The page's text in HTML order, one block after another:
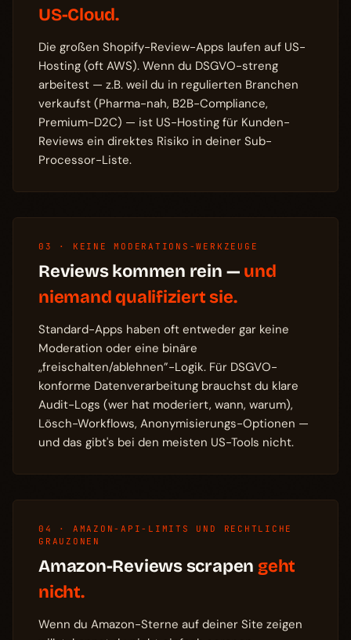
US-Cloud.
Die großen Shopify-Review-Apps laufen auf US-
Hosting (oft AWS). Wenn du DSGVO-streng
arbeitest — z.B. weil du in regulierten Branchen
verkaufst (Pharma-nah, B2B-Compliance,
Premium-D2C) — ist US-Hosting für Kunden-
Reviews ein direktes Risiko in deiner Sub-
Processor-Liste.
03 · KEINE MODERATIONS-WERKZEUGE
Reviews kommen rein — und
niemand qualifiziert sie.
Standard-Apps haben oft entweder gar keine
Moderation oder eine binäre
„freischalten/ablehnen”-Logik. Für DSGVO-
konforme Datenverarbeitung brauchst du klare
Audit-Logs (wer hat moderiert, wann, warum),
Lösch-Workflows, Anonymisierungs-Optionen —
und das gibt's bei den meisten US-Tools nicht.
04 · AMAZON-API-LIMITS UND RECHTLICHE
GRAUZONEN
Amazon-Reviews scrapen geht
nicht.
Wenn du Amazon-Sterne auf deiner Site zeigen